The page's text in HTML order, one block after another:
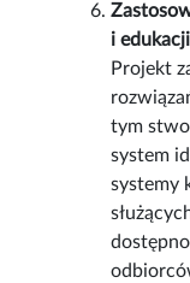
i
Projekt
tym
system
systemy